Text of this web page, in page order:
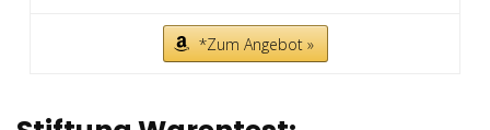
*Zum Angebot »